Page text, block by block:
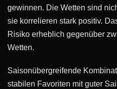
gewinnen. Die Wetten sind
sie korrelieren stark positiv.
Risiko erheblich gegenüber
Wetten.
Saisonübergreifende
stabilen Favoriten mit guter